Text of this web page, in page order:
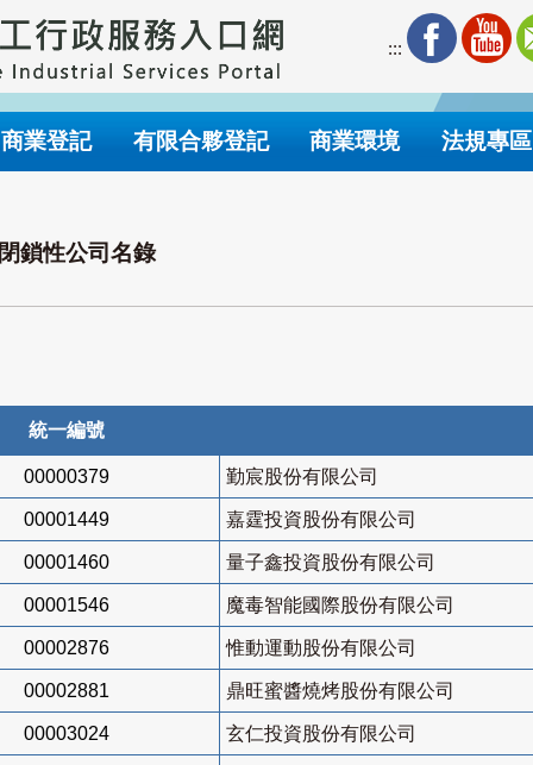
:::
商業登記 有限合夥登記 商業環境 法規專區
閉鎖性公司名錄
統一編號
00000379 勤宸股份有限公司
00001449 嘉霆投資股份有限公司
00001460 量子鑫投資股份有限公司
00001546 魔毒智能國際股份有限公司
00002876 惟動運動股份有限公司
00002881 鼎旺蜜醬燒烤股份有限公司
00003024 玄仁投資股份有限公司